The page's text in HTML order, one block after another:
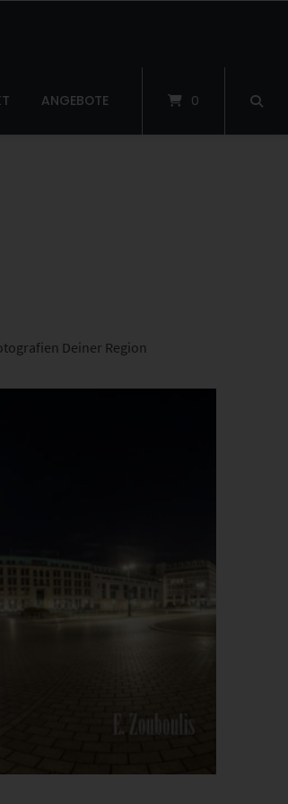
ANGEBOTE 0
Deiner Region
Service-Gruppe ist essenziell und kann nicht